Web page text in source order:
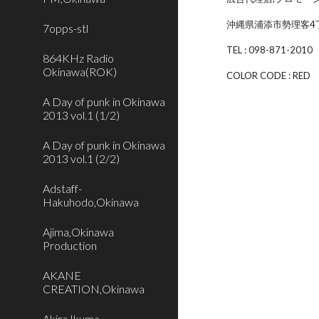
7opps-stl
864KHz Radio
Okinawa(ROK)
A Day of punk in Okinawa
2013 vol.1 (1/2)
A Day of punk in Okinawa
2013 vol.1 (2/2)
Adstaff-
Hakuhodo,Okinawa
Ajima,Okinawa
Production
AKANE
CREATION,Okinawa
沖縄県浦添市勢理客
TEL : 098-871-2010
COLOR CODE : RED